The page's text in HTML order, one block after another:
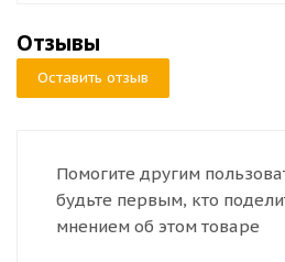
Отзывы
Оставить отзыв
Помогите другим
будьте первым, кто
мнением об этом товаре